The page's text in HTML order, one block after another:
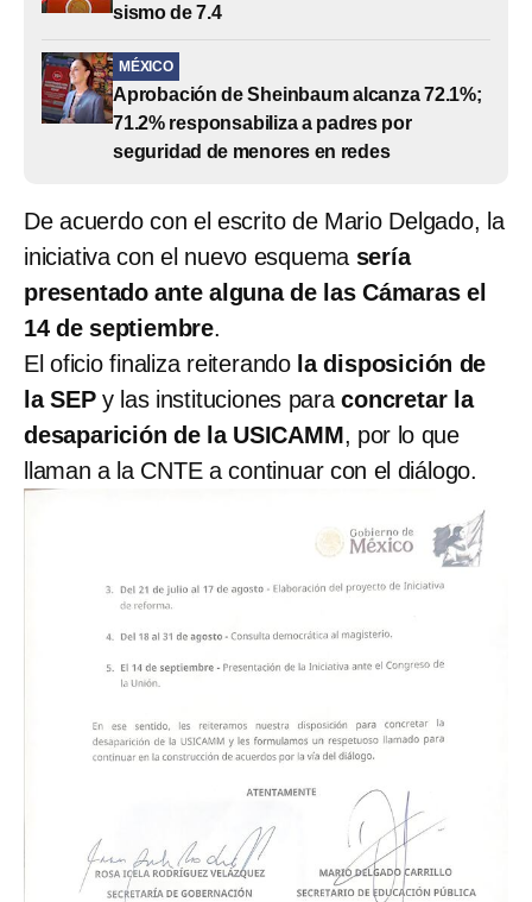
sismo de 7.4
MÉXICO
Aprobación de Sheinbaum alcanza 72.1%;
71.2% responsabiliza a padres por
seguridad de menores en redes
De acuerdo con el escrito de Mario Delgado, la
iniciativa con el nuevo esquema sería
presentado ante alguna de las Cámaras el
14 de septiembre.
El oficio finaliza reiterando la disposición de
la SEPy las instituciones paraconcretar la
desaparición de la USICAMM, por lo que
llaman a la CNTE a continuar con el diálogo.